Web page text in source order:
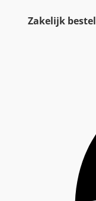
Zakelijk